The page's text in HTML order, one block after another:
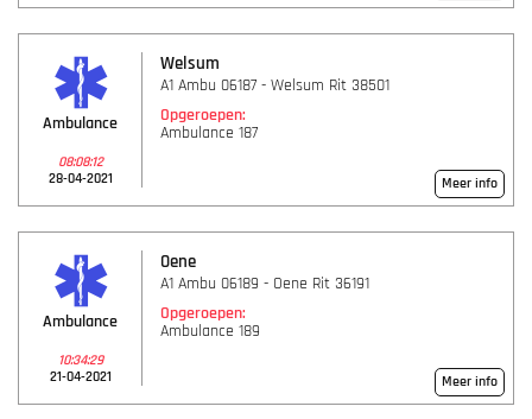
Ambulance
08:08:12
28-04-2021
Welsum
A1 Ambu 06187 - Welsum Rit 38501
Opgeroepen:
Ambulance 187
Meer info
Ambulance
10:34:29
21-04-2021
Oene
A1 Ambu 06189 - Oene Rit 36191
Opgeroepen:
Ambulance 189
Meer info